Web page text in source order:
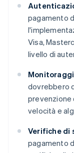
pagamento
Visa,
livello di
dovrebbero
prevenzione
velocità e
Verifiche di
pagamento